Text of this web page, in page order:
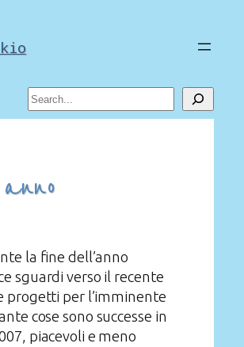
Search
la fine dell’anno
sguardi verso il recente
progetti per l’imminente
cose sono successe in
piacevoli e meno